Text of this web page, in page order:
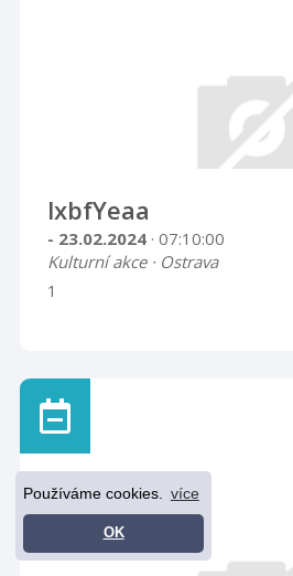
Používáme cookies. více
OK
lxbfYeaa
- 23.02.2024 · 07:10:00
Kulturní akce · Ostrava
1